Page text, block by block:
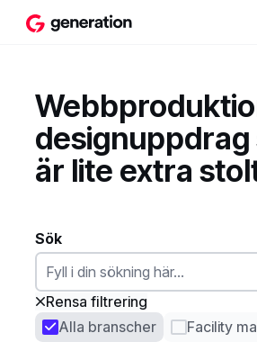
designuppdrag
är lite extra
Alla branscher
Facility
Sök
Rensa filtrering